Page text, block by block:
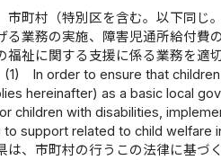
市町村（特別区を含む。以下同じ
る業務の実施、障害児通所給付費
福祉に関する支援に係る業務を適
(1)
In order to ensure that
hereinafter) as a basic local
children with disabilities,
to support related to child welfare
は、市町村の行うこの法律に基づ